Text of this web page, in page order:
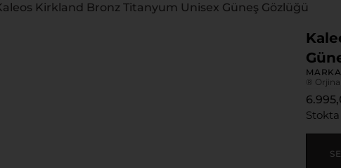
Kirkland Bronz Titanyum Unisex Güneş Gözlüğü
®
Stokta